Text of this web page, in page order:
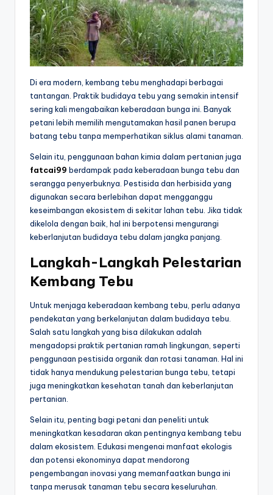
Di era modern, kembang tebu menghadapi berbagai
tantangan. Praktik budidaya tebu yang semakin intensif
sering kali mengabaikan keberadaan bunga ini. Banyak
petani lebih memilih mengutamakan hasil panen berupa
batang tebu tanpa memperhatikan siklus alami tanaman.
Selain itu, penggunaan bahan kimia dalam pertanian juga
fatcai99 berdampak pada keberadaan bunga tebu dan
serangga penyerbuknya. Pestisida dan herbisida yang
digunakan secara berlebihan dapat mengganggu
keseimbangan ekosistem di sekitar lahan tebu. Jika tidak
dikelola dengan baik, hal ini berpotensi mengurangi
keberlanjutan budidaya tebu dalam jangka panjang.
Langkah-Langkah Pelestarian
Kembang Tebu
Untuk menjaga keberadaan kembang tebu, perlu adanya
pendekatan yang berkelanjutan dalam budidaya tebu.
Salah satu langkah yang bisa dilakukan adalah
mengadopsi praktik pertanian ramah lingkungan, seperti
penggunaan pestisida organik dan rotasi tanaman. Hal ini
tidak hanya mendukung pelestarian bunga tebu, tetapi
juga meningkatkan kesehatan tanah dan keberlanjutan
pertanian.
Selain itu, penting bagi petani dan peneliti untuk
meningkatkan kesadaran akan pentingnya kembang tebu
dalam ekosistem. Edukasi mengenai manfaat ekologis
dan potensi ekonominya dapat mendorong
pengembangan inovasi yang memanfaatkan bunga ini
tanpa merusak tanaman tebu secara keseluruhan.